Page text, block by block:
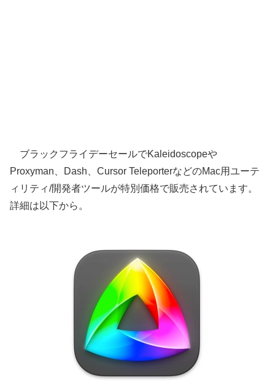
ブラックフライデーセールでKaleidoscopeや
Proxyman、Dash、Cursor TeleporterなどのMac用ユーテ
ィリティ/開発者ツールが特別価格で販売されています。
詳細は以下から。